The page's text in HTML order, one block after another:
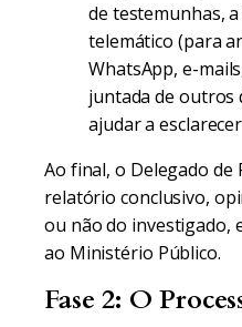
de testemunhas,
telemático (para
WhatsApp, e-
juntada de outros
ajudar a
Ao final, o Delegado de
relatório conclusivo,
ou não do investigado,
ao Ministério Público.
Fase 2: O